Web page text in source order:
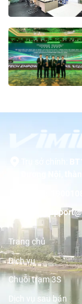
Dương Nội,
Trang chủ
Dịch vụ
Chuỗi trạm 3S
Dịch vụ sau bán